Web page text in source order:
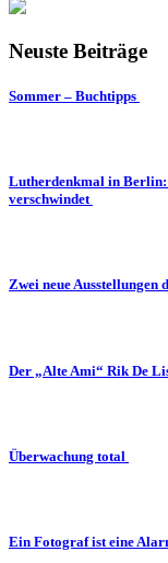
Neuste Beiträge
Sommer – Buchtipps
Lutherdenkmal in Berlin:
verschwindet
Zwei neue
Der „Alte Ami“ Rik De
Überwachung total
Ein Fotograf ist eine